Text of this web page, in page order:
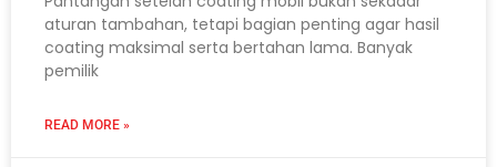
aturan tambahan, tetapi bagian penting agar hasil
coating maksimal serta bertahan lama. Banyak
pemilik
READ MORE »